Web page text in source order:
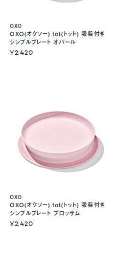
OXO(オクソー) tot(トット) 吸盤付き
シンプルプレート オパール
OXO
¥2,420
OXO(オクソー) tot(トット) 吸盤付き
シンプルプレート ブロッサム
OXO
¥2,420